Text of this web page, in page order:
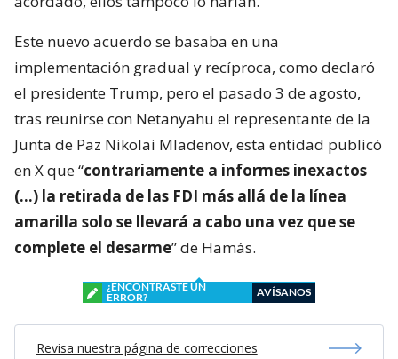
Este nuevo acuerdo se basaba en una
implementación gradual y recíproca, como declaró
el presidente Trump, pero el pasado 3 de agosto,
tras reunirse con Netanyahu el representante de la
Junta de Paz Nikolai Mladenov, esta entidad publicó
en X que “contrariamente a informes inexactos
(…) la retirada de las FDI más allá de la línea
amarilla solo se llevará a cabo una vez que se
complete el desarme” de Hamás.
¿ENCONTRASTE UN
ERROR?
AVÍSANOS
Revisa nuestra página de correcciones